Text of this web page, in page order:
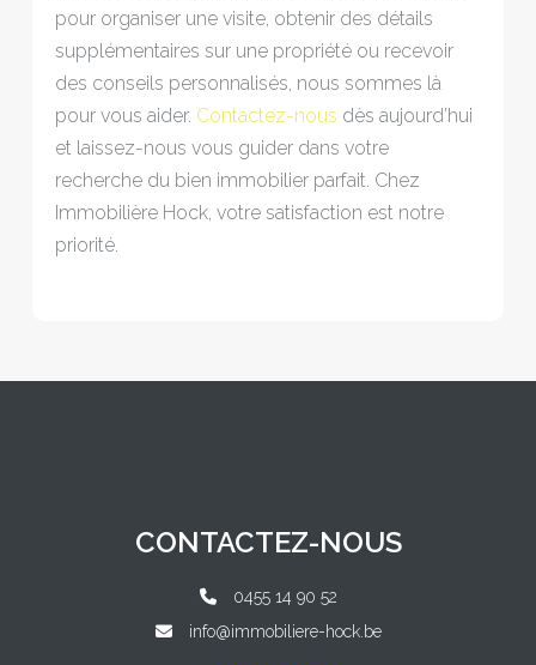
pour organiser une visite, obtenir des détails
supplémentaires sur une propriété ou recevoir
des conseils personnalisés, nous sommes là
pour vous aider. Contactez-nous dès aujourd’hui
et laissez-nous vous guider dans votre
recherche du bien immobilier parfait. Chez
Immobilière Hock, votre satisfaction est notre
priorité.
CONTACTEZ-NOUS
0455 14 90 52
info@immobiliere-hock.be